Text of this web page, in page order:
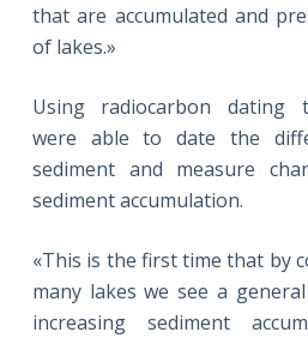
that are accumulated and
of lakes.»
Using radiocarbon dating
were able to date the
sediment and measure
sediment accumulation.
«This is the first time that by
many lakes we see a
increasing sediment